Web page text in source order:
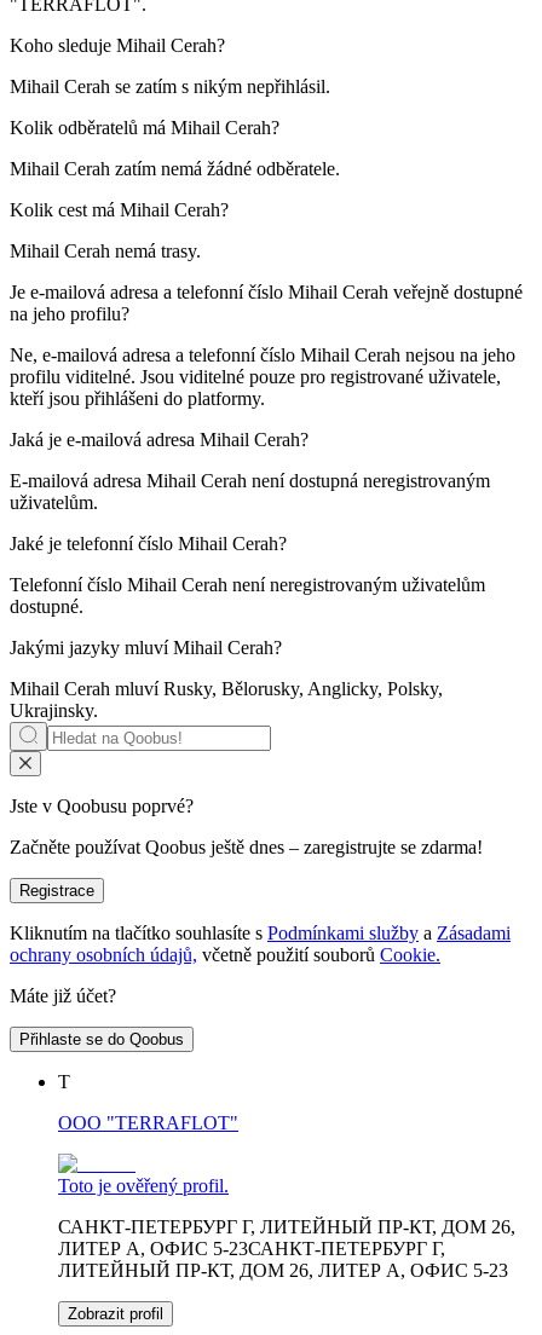
"TERRAFLOT".
Koho sleduje Mihail Cerah?
Mihail Cerah se zatím s nikým nepřihlásil.
Kolik odběratelů má Mihail Cerah?
Mihail Cerah zatím nemá žádné odběratele.
Kolik cest má Mihail Cerah?
Mihail Cerah nemá trasy.
Je e-mailová adresa a telefonní číslo Mihail Cerah veřejně dostupné
na jeho profilu?
Ne, e-mailová adresa a telefonní číslo Mihail Cerah nejsou na jeho
profilu viditelné. Jsou viditelné pouze pro registrované uživatele,
kteří jsou přihlášeni do platformy.
Jaká je e-mailová adresa Mihail Cerah?
E-mailová adresa Mihail Cerah není dostupná neregistrovaným
uživatelům.
Jaké je telefonní číslo Mihail Cerah?
Telefonní číslo Mihail Cerah není neregistrovaným uživatelům
dostupné.
Jakými jazyky mluvíMihail Cerah?
Mihail Cerah mluvíRusky, Bělorusky, Anglicky, Polsky,
Ukrajinsky.
Jste v Qoobusu poprvé?
Začněte používat Qoobus ještě dnes – zaregistrujte se zdarma!
Registrace
Kliknutím na tlačítko souhlasíte s Podmínkami služby a Zásadami
ochrany osobních údajů, včetně použití souborů Cookie.
Máte již účet?
Přihlaste se do Qoobus
Т
OOO "TERRAFLOT"
Toto je ověřený profil.
САНКТ-ПЕТЕРБУРГ Г, ЛИТЕЙНЫЙ ПР-КТ, ДОМ 26,
ЛИТЕР А, ОФИС 5-23САНКТ-ПЕТЕРБУРГ Г,
ЛИТЕЙНЫЙ ПР-КТ, ДОМ 26, ЛИТЕР А, ОФИС 5-23
Zobrazit profil